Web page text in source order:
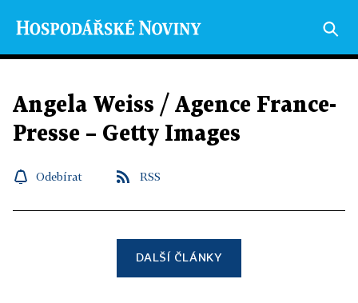
Angela Weiss / Agence France-
Presse – Getty Images
Odebírat RSS
DALŠÍ ČLÁNKY